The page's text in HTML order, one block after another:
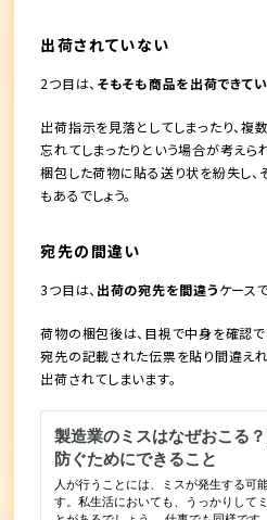
出荷されていない
2つ目は、 そもそも商品を出荷できて
出荷指示を見落としてしまったり、
忘れてしまったりという場合が考えら
梱包した荷物に貼る送り状を紛失し
もあるでしょう。
宛先の間違い
3つ目は、 出荷の宛先を間違うケースで
荷物の梱包後は、目視で中身を確認で
宛先の記載された伝票を貼り間違え
出荷されてしまいます。